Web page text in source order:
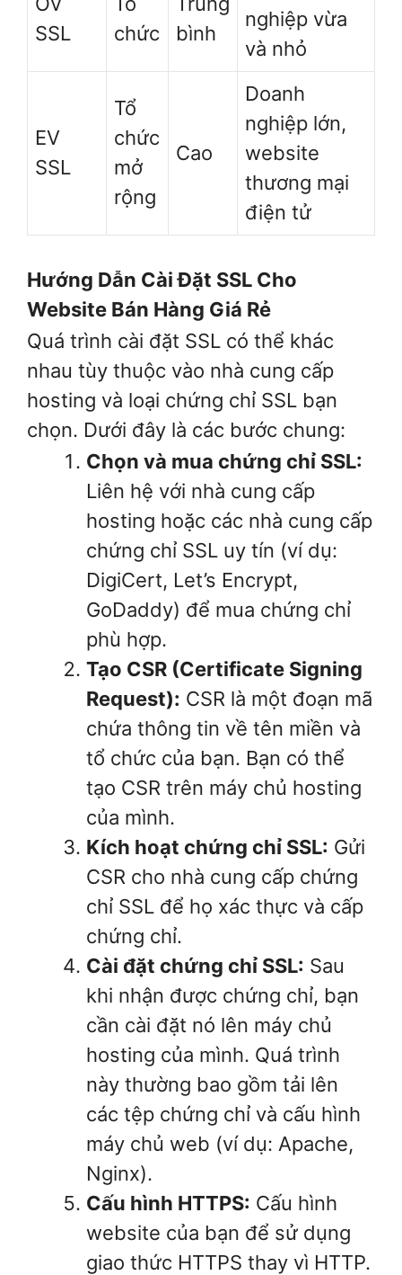
SSL
chức
bình
nghiệp vừa
và nhỏ
EV
SSL
Tổ
chức
mở
rộng
Cao
Doanh
nghiệp lớn,
website
thương mại
điện tử
Hướng Dẫn Cài Đặt SSL Cho
Website Bán Hàng Giá Rẻ
Quá trình cài đặt SSL có thể khác
nhau tùy thuộc vào nhà cung cấp
hosting và loại chứng chỉ SSL bạn
chọn. Dưới đây là các bước chung:
Chọn và mua chứng chỉ SSL:
Liên hệ với nhà cung cấp
hosting hoặc các nhà cung cấp
chứng chỉ SSL uy tín (ví dụ:
DigiCert, Let’s Encrypt,
GoDaddy) để mua chứng chỉ
phù hợp.
Tạo CSR (Certificate Signing
Request): CSR là một đoạn mã
chứa thông tin về tên miền và
tổ chức của bạn. Bạn có thể
tạo CSR trên máy chủ hosting
của mình.
Kích hoạt chứng chỉ SSL: Gửi
CSR cho nhà cung cấp chứng
chỉ SSL để họ xác thực và cấp
chứng chỉ.
Cài đặt chứng chỉ SSL: Sau
khi nhận được chứng chỉ, bạn
cần cài đặt nó lên máy chủ
hosting của mình. Quá trình
này thường bao gồm tải lên
các tệp chứng chỉ và cấu hình
máy chủ web (ví dụ: Apache,
Nginx).
Cấu hình HTTPS: Cấu hình
website của bạn để sử dụng
giao thức HTTPS thay vì HTTP.